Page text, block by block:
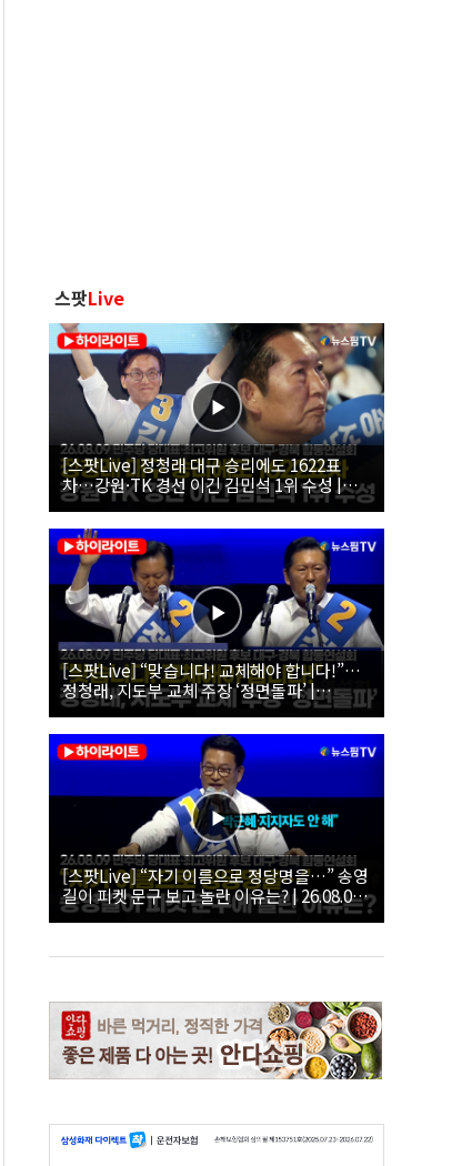
스팟Live
[스팟Live] 정청래 대구 승리에도 1622표
차…강원·TK 경선 이긴 김민석 1위 수성 |
26.08.09 더불어민주당 당대표·최고위원 후
보 대구·경북 합동연설회
[스팟Live] “맞습니다! 교체해야 합니다!”…
정청래, 지도부 교체 주장 ‘정면돌파’ |
26.08.09 더불어민주당 당대표·최고위원 후
보 대구·경북 합동연설회
[스팟Live] “자기 이름으로 정당명을…” 송영
길이 피켓 문구 보고 놀란 이유는? | 26.08.09
더불어민주당 당대표·최고위원 후보 대구·경